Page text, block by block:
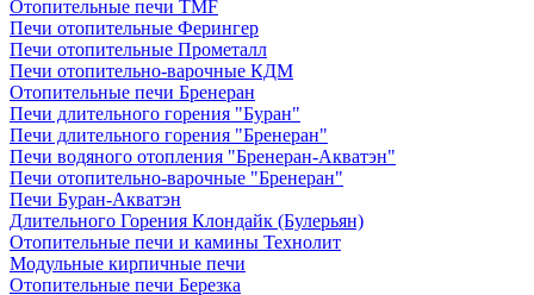
Отопительные печи TMF
Печи отопительные Ферингер
Печи отопительные Прометалл
Печи отопительно-варочные КДМ
Отопительные печи Бренеран
Печи длительного горения "Буран"
Печи длительного горения "Бренеран"
Печи водяного отопления "Бренеран-Акватэн"
Печи отопительно-варочные "Бренеран"
Печи Буран-Акватэн
Длительного Горения Клондайк (Булерьян)
Отопительные печи и камины Технолит
Модульные кирпичные печи
Отопительные печи Березка